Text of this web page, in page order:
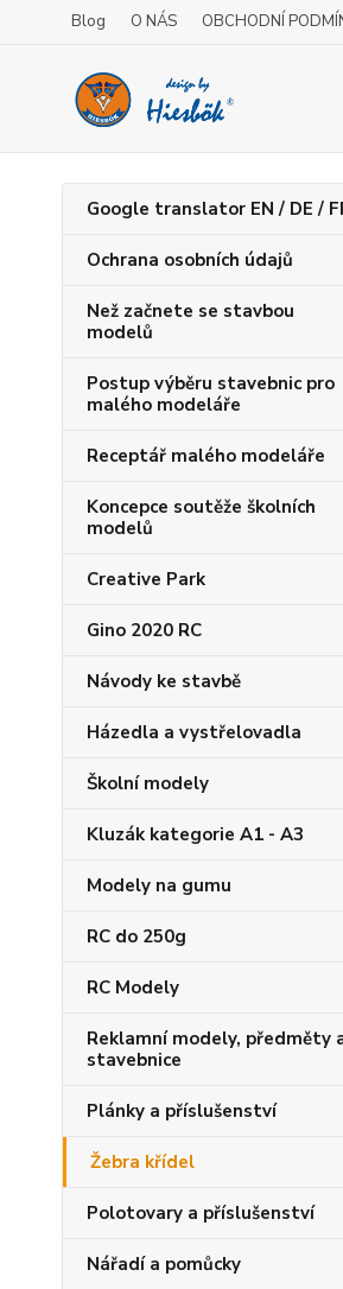
Blog O NÁS OBCHODNÍ
Google translator EN / DE /
Ochrana osobních údajů
Než začnete se stavbou
modelů
Postup výběru stavebnic pro
malého modeláře
Receptář malého modeláře
Koncepce soutěže školních
modelů
Creative Park
Gino 2020 RC
Návody ke stavbě
Házedla a vystřelovadla
Školní modely
Kluzák kategorie A1 - A3
Modely na gumu
RC do 250g
RC Modely
Reklamní modely, předměty
stavebnice
Plánky a příslušenství
Žebra křídel
Polotovary a příslušenství
Nářadí a pomůcky